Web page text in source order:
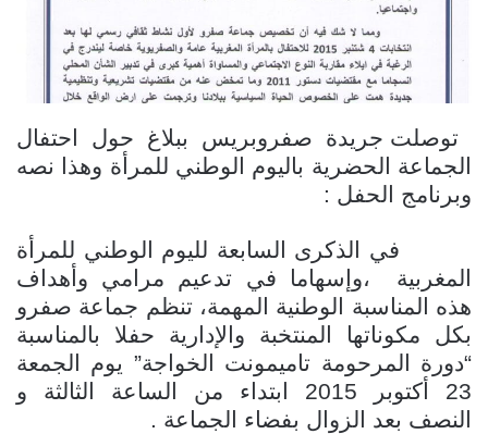
توصلت جريدة صفروبريس ببلاغ حول احتفال
الجماعة الحضرية باليوم الوطني للمرأة وهذا نصه
وبرنامج الحفل :
في الذكرى السابعة لليوم الوطني للمرأة
المغربية ،وإسهاما في تدعيم مرامي وأهداف
هذه المناسبة الوطنية المهمة، تنظم جماعة صفرو
بكل مكوناتها المنتخبة والإدارية حفلا بالمناسبة
“دورة المرحومة تاميمونت الخواجة” يوم الجمعة
23 أكتوبر 2015 ابتداء من الساعة الثالثة و
النصف بعد الزوال بفضاء الجماعة .